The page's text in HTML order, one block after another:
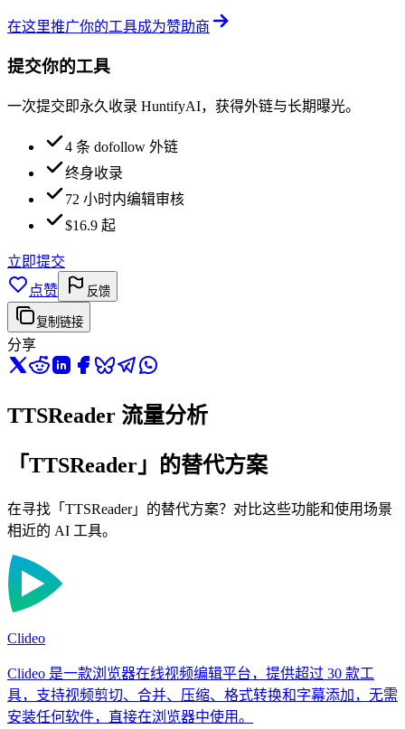
在这里推广你的工具成为赞助商
提交你的工具
一次提交即永久收录 HuntifyAI，获得外链与长期曝光。
4 条 dofollow 外链
终身收录
72 小时内编辑审核
$16.9 起
立即提交
点赞
反馈
复制链接
分享
TTSReader 流量分析
「TTSReader」的替代方案
在寻找「TTSReader」的替代方案？对比这些功能和使用场景
相近的 AI 工具。
Clideo
Clideo 是一款浏览器在线视频编辑平台，提供超过 30 款工
具，支持视频剪切、合并、压缩、格式转换和字幕添加，无需
安装任何软件，直接在浏览器中使用。